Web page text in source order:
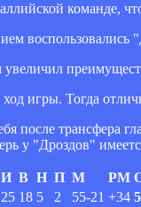
команде,
увеличил
игры. Тогда
после трансфера
у "Дроздов"
И В Н П М РМ
25 18 5 2 55-21 +34